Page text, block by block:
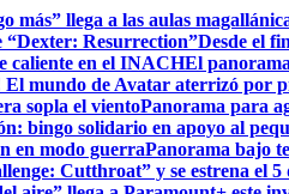
más” llega a las aulas
“Dexter: Resurrection”Desde el
caliente en el INACHEl
El mundo de Avatar aterrizó por
sopla el vientoPanorama para
bingo solidario en apoyo al
en modo guerraPanorama bajo
Cutthroat” y se estrena el 5